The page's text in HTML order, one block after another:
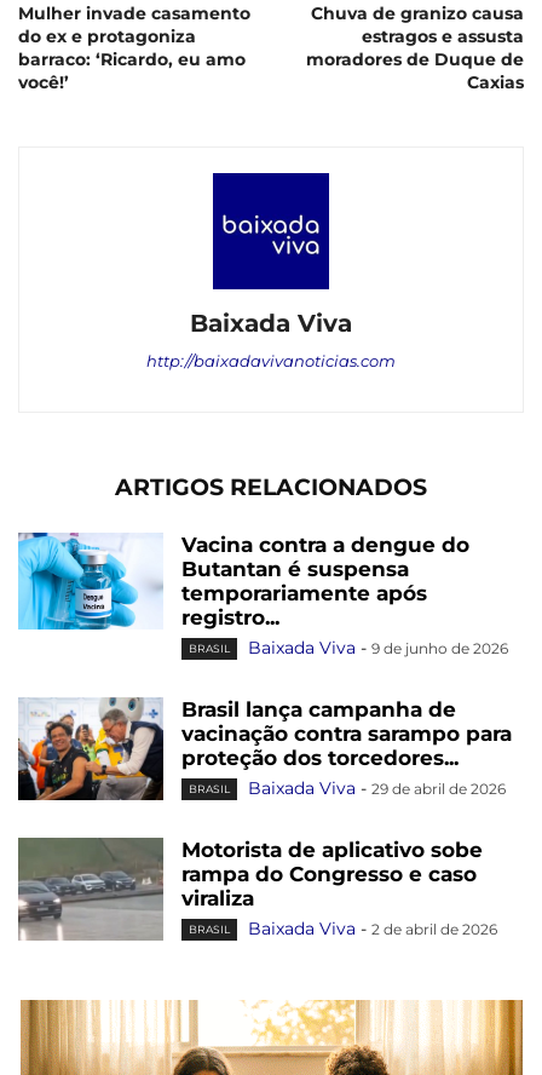
Mulher invade casamento
do ex e protagoniza
barraco: ‘Ricardo, eu amo
você!’
Chuva de granizo causa
estragos e assusta
moradores de Duque de
Caxias
Baixada Viva
http://baixadavivanoticias.com
ARTIGOS RELACIONADOS
Vacina contra a dengue do
Butantan é suspensa
temporariamente após
registro...
BRASIL Baixada Viva - 9 de junho de 2026
Brasil lança campanha de
vacinação contra sarampo para
proteção dos torcedores...
BRASIL Baixada Viva - 29 de abril de 2026
Motorista de aplicativo sobe
rampa do Congresso e caso
viraliza
BRASIL Baixada Viva - 2 de abril de 2026